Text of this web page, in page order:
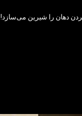
دهان را شیرین می‌سازد!